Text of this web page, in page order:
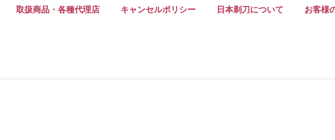
取扱商品・各種代理店 キャンセルポリシー 日本剃刀について お客様